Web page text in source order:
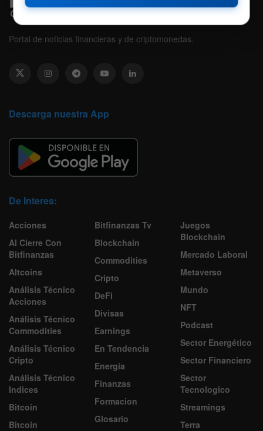
Portal de noticias financieras y de criptomonedas.
Descarga nuestra App
De Interes:
Acciones
Al Cierre Con
Bitfinanzas
Altcoins
Análisis Técnico
Acciones
Análisis Técnico
Commodities
Análisis Técnico
Cripto
Análisis Técnico
Indices
Bitcoin
Bitcoin
Bitfinanzas Tv
Blockchain
Commodities
Cripto
DeFi
Divisas
Earnings
En Tendencia
Energía
Finanzas
Formacion
Glosario
Juegos
Blockchain
Mercado Laboral
Metaverso
Mundo
NFT
Podcast
Sector Energético
Sector Financiero
Sector
Tecnologico
Streamings
Terra